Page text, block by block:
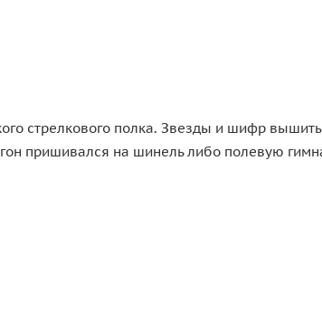
стрелкового полка. Звезды и шифр
пришивался на шинель либо полевую